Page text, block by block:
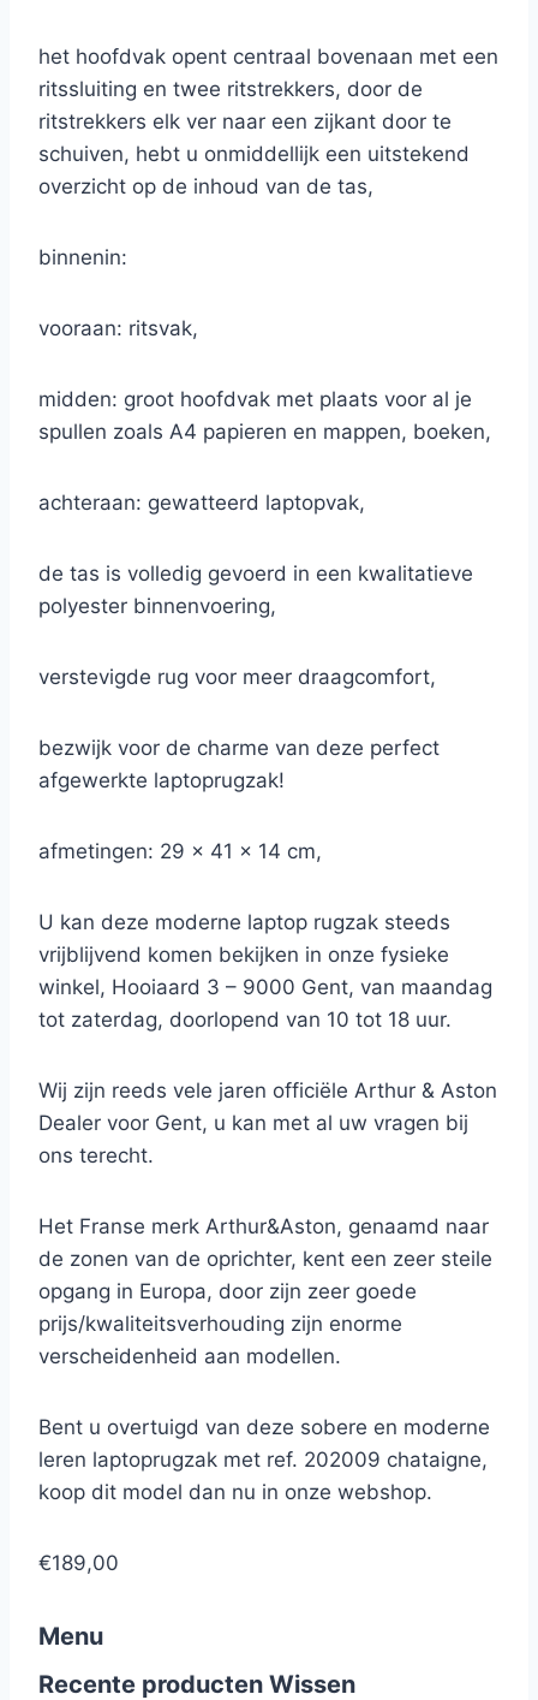
het hoofdvak opent centraal bovenaan met een
ritssluiting en twee ritstrekkers, door de
ritstrekkers elk ver naar een zijkant door te
schuiven, hebt u onmiddellijk een uitstekend
overzicht op de inhoud van de tas,
binnenin:
vooraan: ritsvak,
midden: groot hoofdvak met plaats voor al je
spullen zoals A4 papieren en mappen, boeken,
achteraan: gewatteerd laptopvak,
de tas is volledig gevoerd in een kwalitatieve
polyester binnenvoering,
verstevigde rug voor meer draagcomfort,
bezwijk voor de charme van deze perfect
afgewerkte laptoprugzak!
afmetingen: 29 x 41 x 14 cm,
U kan deze moderne laptop rugzak steeds
vrijblijvend komen bekijken in onze fysieke
winkel, Hooiaard 3 – 9000 Gent, van maandag
tot zaterdag, doorlopend van 10 tot 18 uur.
Wij zijn reeds vele jaren officiële Arthur & Aston
Dealer voor Gent, u kan met al uw vragen bij
ons terecht.
Het Franse merk Arthur&Aston, genaamd naar
de zonen van de oprichter, kent een zeer steile
opgang in Europa, door zijn zeer goede
prijs/kwaliteitsverhouding zijn enorme
verscheidenheid aan modellen.
Bent u overtuigd van deze sobere en moderne
leren laptoprugzak met ref. 202009 chataigne,
koop dit model dan nu in onze webshop.
€189,00
Menu
Recente producten Wissen